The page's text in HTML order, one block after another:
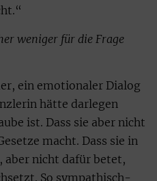
weniger für die Frage
ein emotionaler Dialog
hätte darlegen
ist. Dass sie aber nicht
macht. Dass sie in
aber nicht dafür betet,
So sympathisch-